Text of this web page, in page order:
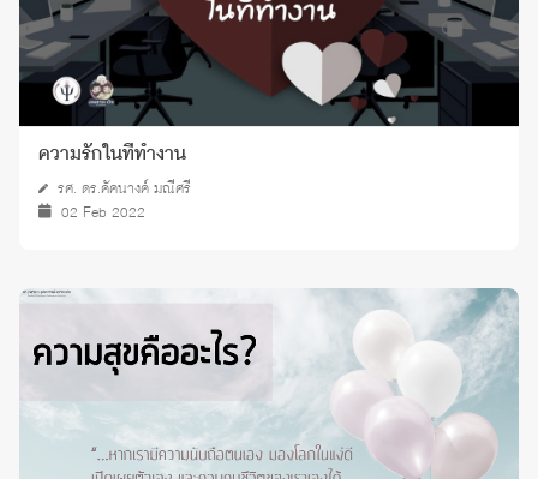
ความรักในที่ทำงาน
รศ. ดร.คัคนางค์ มณีศรี
02 Feb 2022